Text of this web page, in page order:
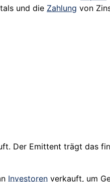
und die Zahlung von
Der Emittent trägt das
Investoren verkauft, um